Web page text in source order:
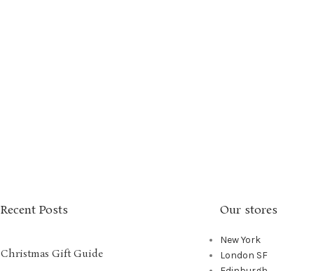
Recent Posts
Christmas Gift Guide
Our stores
New York
London SF